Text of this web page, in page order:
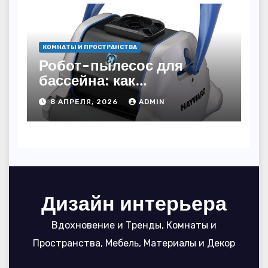
КОМНАТЫ И ПРОСТРАНСТВА
Робот-пылесос для
бассейна: как
пользоваться, чтобы
вода блестела, а
устройство служило 7
8 АПРЕЛЯ, 2026 ADMIN
Дизайн интерьера
Вдохновение и Тренды, Комнаты и
Пространства, Мебель, Материалы и Декор